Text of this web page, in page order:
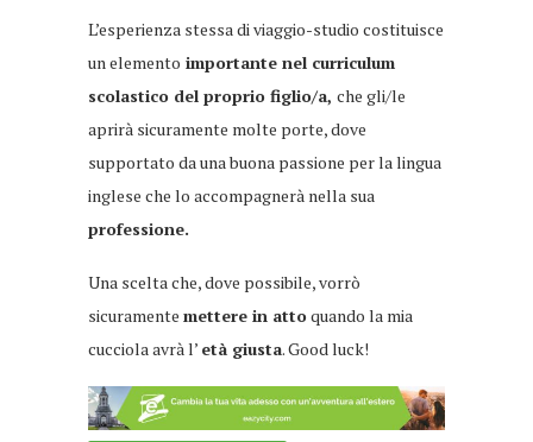
L’esperienza stessa di viaggio-studio costituisce
un elemento importante nel curriculum
scolastico del proprio figlio/a, che gli/le
aprirà sicuramente molte porte, dove
supportato da una buona passione per la lingua
inglese che lo accompagnerà nella sua
professione.
Una scelta che, dove possibile, vorrò
sicuramente mettere in attoquando la mia
cucciola avrà l’ età giusta. Good luck!